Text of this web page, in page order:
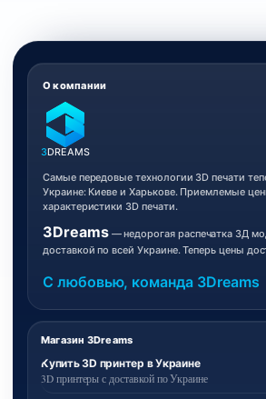
Магазин 3Dreams
Купить 3D принтер в Украине
3D принтеры с доставкой по Украине
О компании
3DREAMS
Самые передовые технологии 3D печати
Украине: Киеве и Харькове. Приемлемые
характеристики 3D печати.
3Dreams— недорогая распечатка 3Д
доставкой по всей Украине. Теперь цены
С любовью, команда 3Dreams